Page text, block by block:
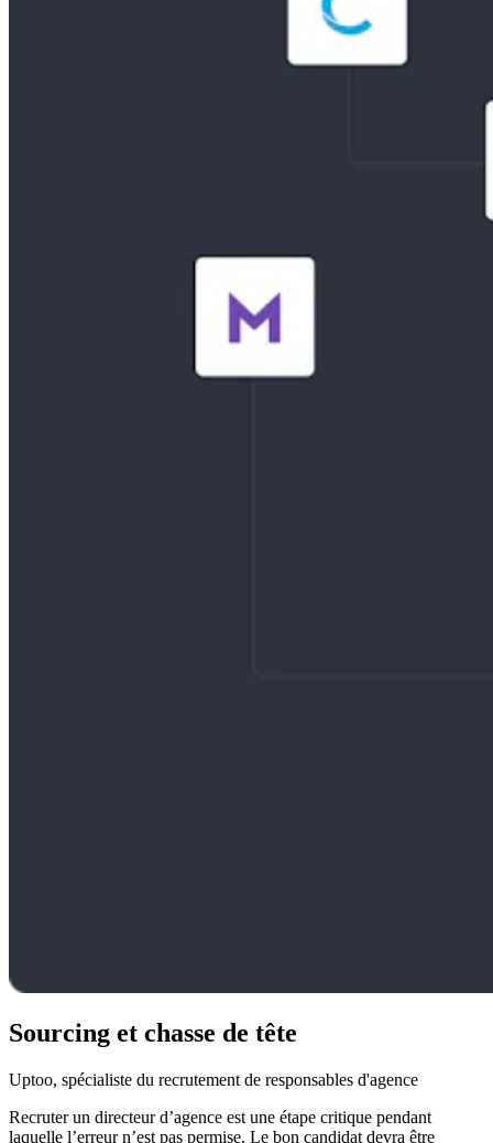
Sourcing et chasse de tête
Uptoo, spécialiste du recrutement de responsables d'agence
Recruter un directeur d’agence est une étape critique pendant
laquelle l’erreur n’est pas permise. Le bon candidat devra être